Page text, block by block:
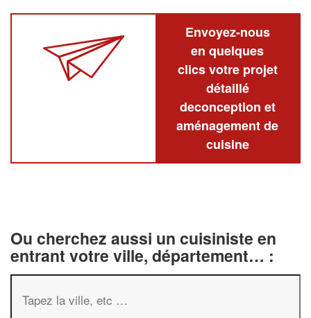
Envoyez-nous
en quelques
clics votre projet
détaillé
deconception et
aménagement de
cuisine
Ou cherchez aussi un cuisiniste en
entrant votre ville, département… :